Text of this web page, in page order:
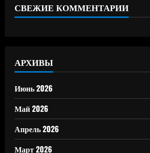
СВЕЖИЕ КОММЕНТАРИИ
АРХИВЫ
Июнь 2026
Май 2026
Апрель 2026
Март 2026